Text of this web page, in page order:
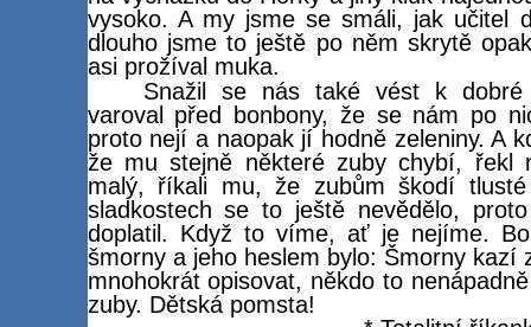
vysoko. A my jsme se smáli, jak učitel
dlouho jsme to ještě po něm skrytě
asi prožíval muka.
Snažil se nás také vést k
varoval před bonbony, že se nám po
proto nejí a naopak jí hodně zeleniny. A
že mu stejně některé zuby chybí, řekl
malý, říkali mu, že zubům škodí
sladkostech se to ještě nevědělo,
doplatil. Když to víme, ať je nejíme.
šmorny a jeho heslem bylo: Šmorny kazí
mnohokrát opisovat, někdo to
zuby. Dětská pomsta!